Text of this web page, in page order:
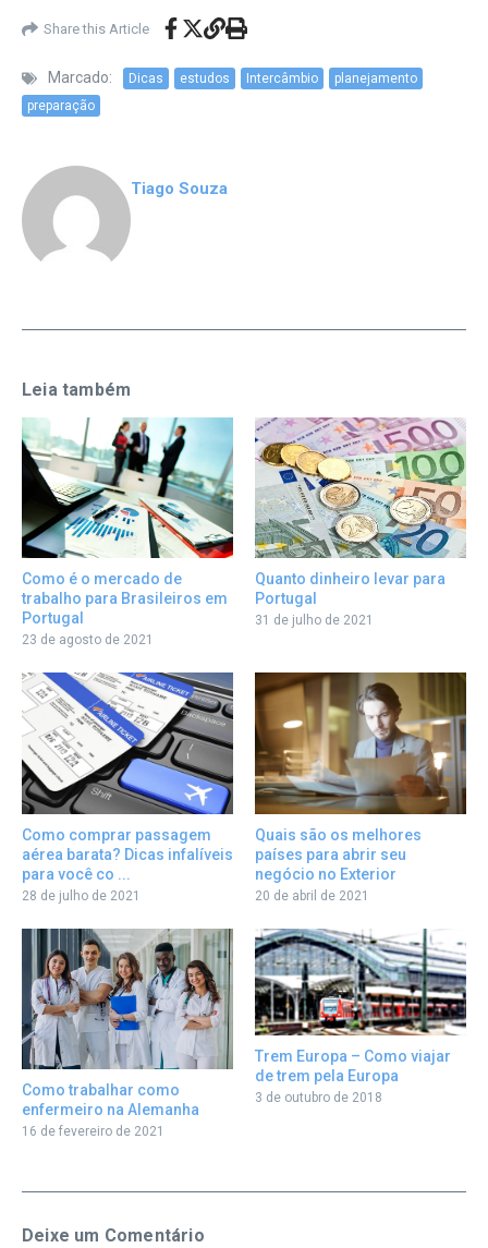
Share this Article
Marcado: Dicas estudos Intercâmbio
planejamento
preparação
Tiago Souza
Leia também
Como é o mercado de
trabalho para Brasileiros em
Portugal
23 de agosto de 2021
Quanto dinheiro levar para
Portugal
31 de julho de 2021
Como comprar passagem
aérea barata? Dicas infalíveis
para você co ...
28 de julho de 2021
Quais são os melhores
países para abrir seu
negócio no Exterior
20 de abril de 2021
Como trabalhar como
enfermeiro na Alemanha
16 de fevereiro de 2021
Trem Europa – Como viajar
de trem pela Europa
3 de outubro de 2018
Deixe um Comentário